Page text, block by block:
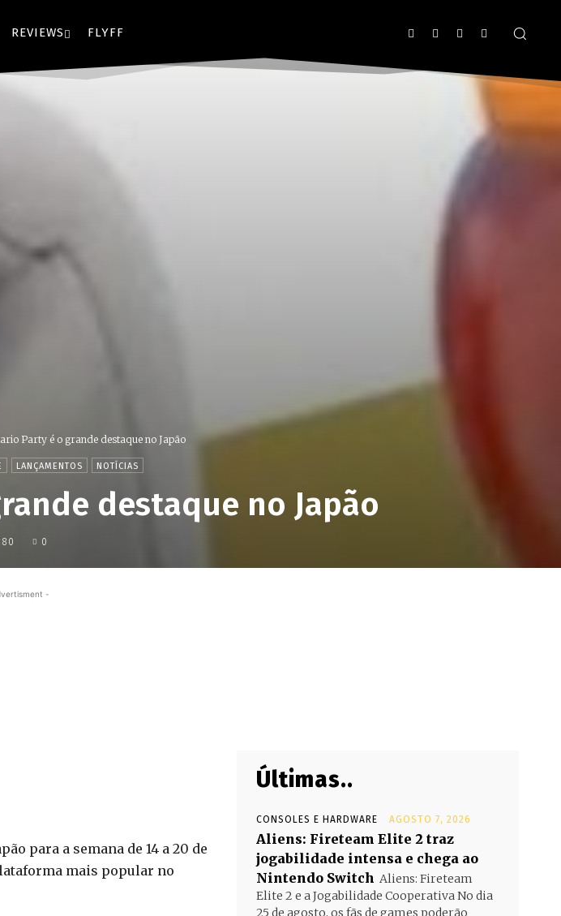
REVIEWS FLYFF
Party é o grande destaque no Japão
LANÇAMENTOS NOTÍCIAS
destaque no Japão
0
-
para a semana de 14 a 20 de
mais popular no
Últimas..
CONSOLES E HARDWARE AGOSTO 7, 2026
Aliens: Fireteam Elite 2 traz
jogabilidade intensa e chega ao
Nintendo Switch Aliens: Fireteam
Elite 2 e a Jogabilidade Cooperativa No dia
25 de agosto, os fãs de games poderão